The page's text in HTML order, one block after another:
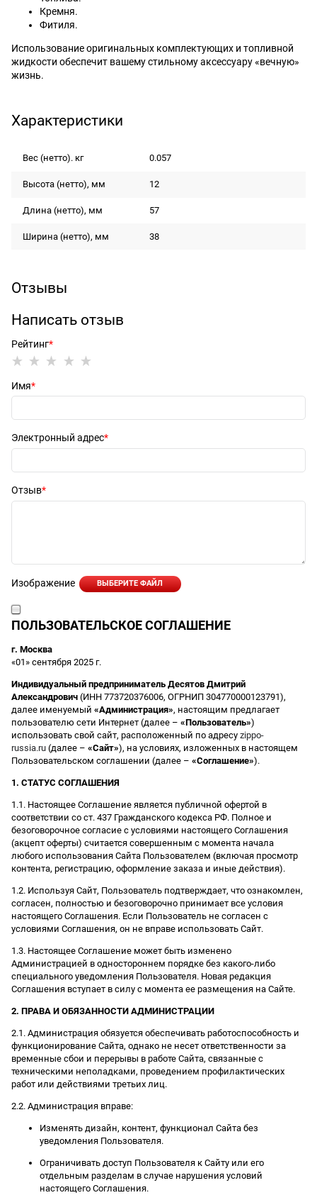
Кремня.
Фитиля.
Использование оригинальных комплектующих и топливной
жидкости обеспечит вашему стильному аксессуару «вечную»
жизнь.
Характеристики
Вес (нетто). кг 0.057
Высота (нетто), мм 12
Длина (нетто), мм 57
Ширина (нетто), мм 38
Отзывы
Написать отзыв
Рейтинг
Имя
Электронный адрес
Отзыв
Изображение ВЫБЕРИТЕ ФАЙЛ
ПОЛЬЗОВАТЕЛЬСКОЕ СОГЛАШЕНИЕ
г. Москва
«01» сентября 2025 г.
Индивидуальный предприниматель Десятов Дмитрий
Александрович (ИНН 773720376006, ОГРНИП 304770000123791),
далее именуемый «Администрация», настоящим предлагает
пользователю сети Интернет (далее – «Пользователь»)
использовать свой сайт, расположенный по адресу zippo-
russia.ru (далее – «Сайт»), на условиях, изложенных в настоящем
Пользовательском соглашении (далее – «Соглашение»).
1. СТАТУС СОГЛАШЕНИЯ
1.1. Настоящее Соглашение является публичной офертой в
соответствии со ст. 437 Гражданского кодекса РФ. Полное и
безоговорочное согласие с условиями настоящего Соглашения
(акцепт оферты) считается совершенным с момента начала
любого использования Сайта Пользователем (включая просмотр
контента, регистрацию, оформление заказа и иные действия).
1.2. Используя Сайт, Пользователь подтверждает, что ознакомлен,
согласен, полностью и безоговорочно принимает все условия
настоящего Соглашения. Если Пользователь не согласен с
условиями Соглашения, он не вправе использовать Сайт.
1.3. Настоящее Соглашение может быть изменено
Администрацией в одностороннем порядке без какого-либо
специального уведомления Пользователя. Новая редакция
Соглашения вступает в силу с момента ее размещения на Сайте.
2. ПРАВА И ОБЯЗАННОСТИ АДМИНИСТРАЦИИ
2.1. Администрация обязуется обеспечивать работоспособность и
функционирование Сайта, однако не несет ответственности за
временные сбои и перерывы в работе Сайта, связанные с
техническими неполадками, проведением профилактических
работ или действиями третьих лиц.
2.2. Администрация вправе:
Изменять дизайн, контент, функционал Сайта без
уведомления Пользователя.
Ограничивать доступ Пользователя к Сайту или его
отдельным разделам в случае нарушения условий
настоящего Соглашения.